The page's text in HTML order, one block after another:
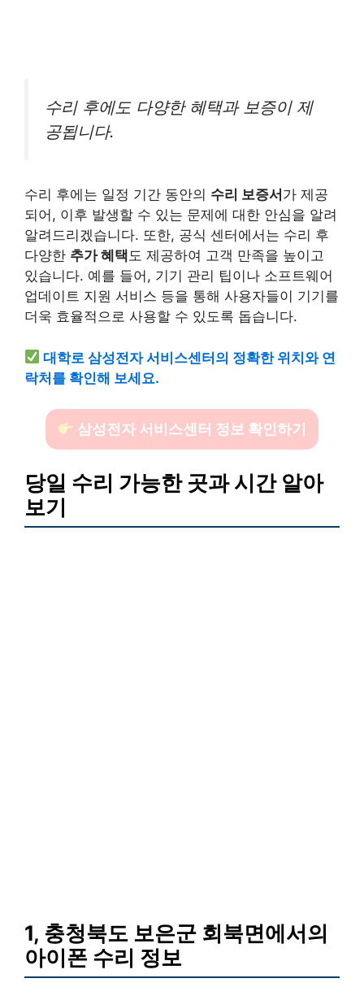
수리 후에도 다양한 혜택과 보증이 제
공됩니다.
수리 후에는 일정 기간 동안의 수리 보증서 가 제공
되어, 이후 발생할 수 있는 문제에 대한 안심을 알려
알려드리겠습니다. 또한, 공식 센터에서는 수리 후
다양한 추가 혜택도 제공하여 고객 만족을 높이고
있습니다. 예를 들어, 기기 관리 팁이나 소프트웨어
업데이트 지원 서비스 등을 통해 사용자들이 기기를
더욱 효율적으로 사용할 수 있도록 돕습니다.
대학로 삼성전자 서비스센터의 정확한 위치와 연
락처를 확인해 보세요.
삼성전자 서비스센터 정보 확인하기
당일 수리 가능한 곳과 시간 알아
보기
1, 충청북도 보은군 회북면에서의
아이폰 수리 정보